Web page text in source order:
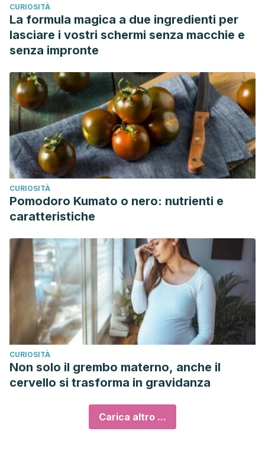
CURIOSITÀ
La formula magica a due ingredienti per
lasciare i vostri schermi senza macchie e
senza impronte
CURIOSITÀ
Pomodoro Kumato o nero: nutrienti e
caratteristiche
CURIOSITÀ
Non solo il grembo materno, anche il
cervello si trasforma in gravidanza
Carica altro ...